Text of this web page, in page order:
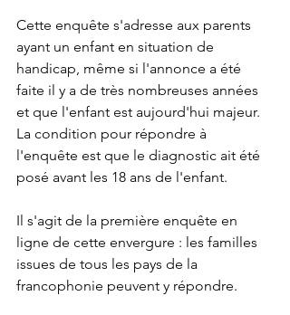
Cette enquête s'adresse aux parents
ayant un enfant en situation de
handicap, même si l'annonce a été
faite il y a de très nombreuses années
et que l'enfant est aujourd'hui majeur.
La condition pour répondre à
l'enquête est que le diagnostic ait été
posé avant les 18 ans de l'enfant.
Il s'agit de la première enquête en
ligne de cette envergure : les familles
issues de tous les pays de la
francophonie peuvent y répondre.